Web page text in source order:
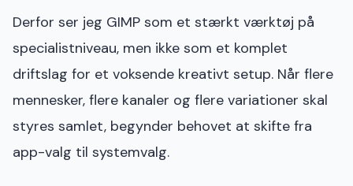
Derfor ser jeg GIMP som et stærkt værktøj på
specialistniveau, men ikke som et komplet
driftslag for et voksende kreativt setup. Når flere
mennesker, flere kanaler og flere variationer skal
styres samlet, begynder behovet at skifte fra
app-valg til systemvalg.